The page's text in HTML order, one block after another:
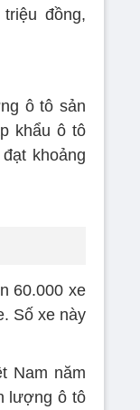
đồng,
ô tô sản
khẩu ô tô
khoảng
60.000 xe
Số xe này
Nam năm
lượng ô tô